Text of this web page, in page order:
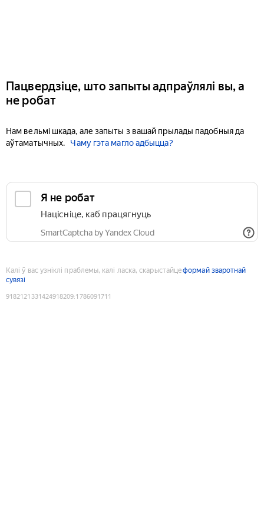
Пацвердзіце, што запыты адпраўлялі вы, а
не робат
Нам вельмі шкада, але запыты з вашай прылады падобныя да
аўтаматычных.
Чаму гэта магло адбыцца?
Я не робат
Націсніце, каб працягнуць
SmartCaptcha by Yandex Cloud
Калі ў вас узніклі праблемы, калі ласка, скарыстайцеформай зваротнай
сувязі
9182121331424918209:1786091711